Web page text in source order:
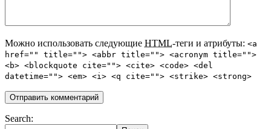
Можно использовать следующие HTML-теги и атрибуты: <a
href="" title=""> <abbr title=""> <acronym title="">
<b> <blockquote cite=""> <cite> <code> <del
datetime=""> <em> <i> <q cite=""> <strike> <strong>
Search: